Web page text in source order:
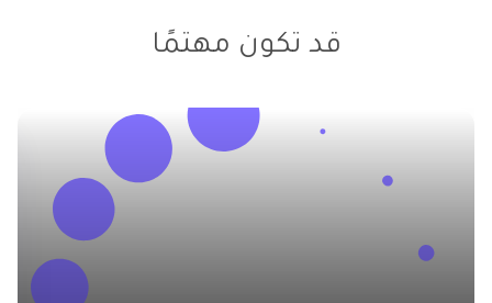
قد تكون مهتمًا